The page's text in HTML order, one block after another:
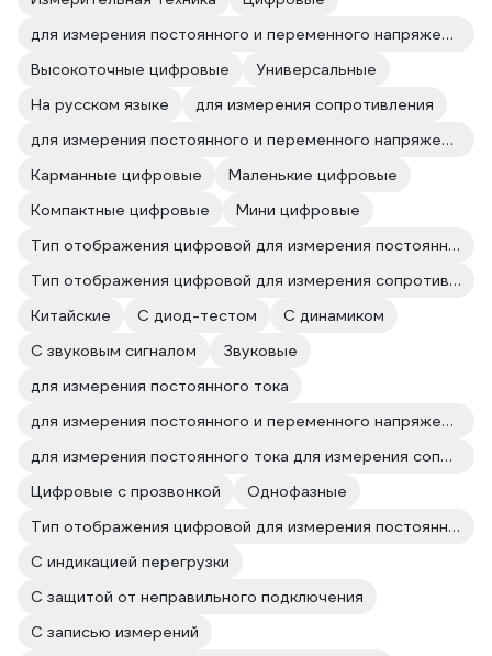
для измерения постоянного и переменного напряжения
Высокоточные цифровые
Универсальные
На русском языке
для измерения сопротивления
для измерения постоянного и переменного напряжения для измерения сопротивления
Карманные цифровые
Маленькие цифровые
Компактные цифровые
Мини цифровые
Тип отображения цифровой для измерения постоянного и переменного напряжения
Тип отображения цифровой для измерения сопротивления
Китайские
С диод-тестом
С динамиком
С звуковым сигналом
Звуковые
для измерения постоянного тока
для измерения постоянного и переменного напряжения для измерения постоянного тока
для измерения постоянного тока для измерения сопротивления
Цифровые с прозвонкой
Однофазные
Тип отображения цифровой для измерения постоянного тока
C индикацией перегрузки
С защитой от неправильного подключения
С записью измерений